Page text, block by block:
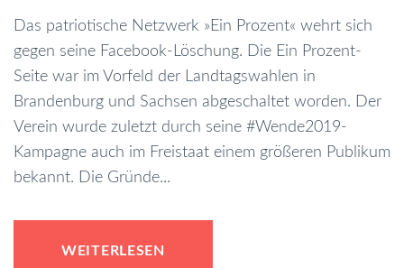
Das patriotische Netzwerk »Ein Prozent« wehrt sich
gegen seine Facebook-Löschung. Die Ein Prozent-
Seite war im Vorfeld der Landtagswahlen in
Brandenburg und Sachsen abgeschaltet worden. Der
Verein wurde zuletzt durch seine #Wende2019-
Kampagne auch im Freistaat einem größeren Publikum
bekannt. Die Gründe...
WEITERLESEN